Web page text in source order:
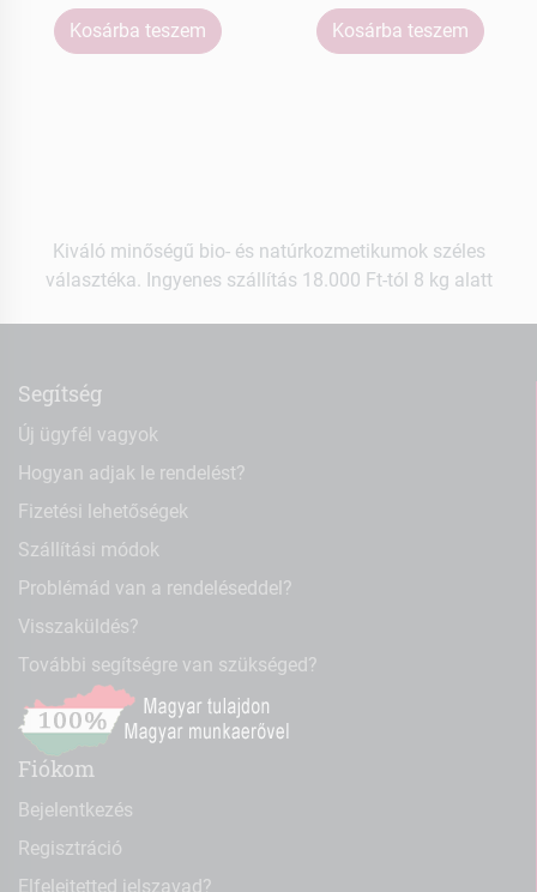
Kosárba teszem Kosárba teszem
Kiváló minőségű bio- és natúrkozmetikumok széles
választéka. Ingyenes szállítás 18.000 Ft-tól 8 kg alatt
Segítség
Új ügyfél vagyok
Hogyan adjak le rendelést?
Fizetési lehetőségek
Szállítási módok
Problémád van a rendeléseddel?
Visszaküldés?
További segítségre van szükséged?
Fiókom
Bejelentkezés
Regisztráció
Elfelejtetted jelszavad?